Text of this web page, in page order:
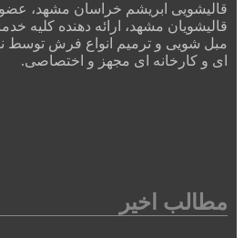
قالیشویی ابریشم خراسان مشهد،
قالیشویان مشهد، ارائه دهنده کلیه
مبل شویی و ترمیم انواع فرش توسط
ای و کارخانه ای مجهز و اختصاصی.
مطالب اخیر